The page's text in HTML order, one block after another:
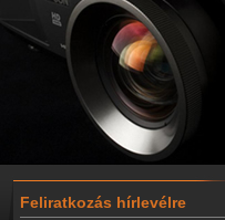
Feliratkozás hírlevélre